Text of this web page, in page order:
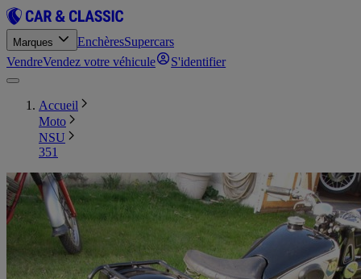
Marques EnchèresSupercars
VendreVendez votre véhicule S'identifier
Accueil
Moto
NSU
351